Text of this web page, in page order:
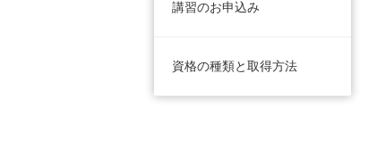
講習のお申込み
資格の種類と取得方法